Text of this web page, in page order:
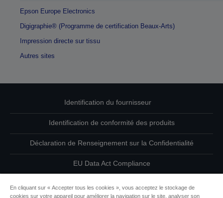
Epson Europe Electronics
Digigraphie® (Programme de certification Beaux-Arts)
Impression directe sur tissu
Autres sites
Identification du fournisseur
Identification de conformité des produits
Déclaration de Renseignement sur la Confidentialité
EU Data Act Compliance
En cliquant sur « Accepter tous les cookies », vous acceptez le stockage de
cookies sur votre appareil pour améliorer la navigation sur le site, analyser son